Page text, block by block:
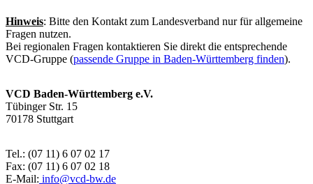
Hinweis: Bitte den Kontakt zum Landesverband nur für allgemeine
Fragen nutzen.
Bei regionalen Fragen kontaktieren Sie direkt die entsprechende
VCD-Gruppe (passende Gruppe in Baden-Württemberg finden).
VCD Baden-Württemberg e.V.
Tübinger Str. 15
70178 Stuttgart
Tel.: (07 11) 6 07 02 17
Fax: (07 11) 6 07 02 18
E-Mail: info@vcd-bw.de